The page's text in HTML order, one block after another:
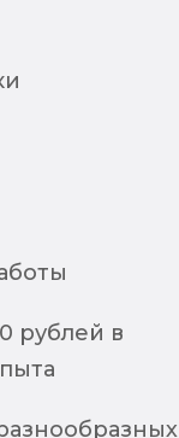
рублей в